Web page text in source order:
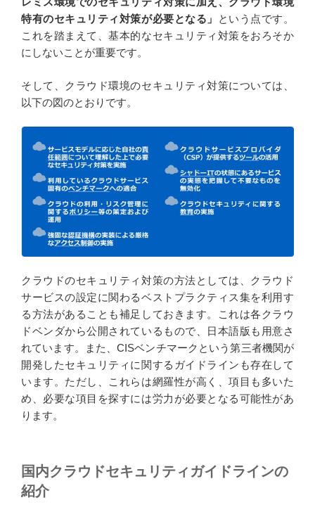
特有のセキュリティ対策が必要となる」
という点です。
これを踏まえて、基本的なセキュリティ対策をおろそか
にしないことが重要です。
そして、クラウド環境のセキュリティ対策については、
以下の図のとおりです。
クラウドのセキュリティ対策の方法としては、クラウド
サービスの設定に関わるベストプラクティス集を利用す
る方法があることも補足しておきます。これは各クラウ
ドベンダから公開されているもので、日本語版も用意さ
れています。また、CISベンチマークという第三者機関が
開発したセキュリティに関するガイドラインも存在して
います。ただし、これらは網羅性が高く、項目も多いた
め、必要な項目を探すには労力が必要となる可能性があ
ります。
国内クラウドセキュリティガイドラインの
紹介